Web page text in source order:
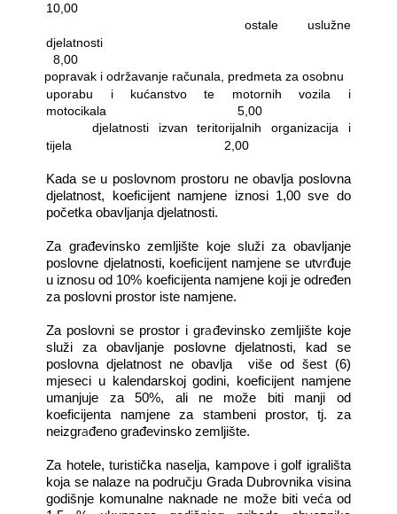
10,00
ostale uslužne
djelatnosti
8,00
popravak i održavanje računala, predmeta za osobnu
uporabu i kućanstvo te motornih vozila i
motocikala
5,00
djelatnosti izvan teritorijalnih organizacija i
tijela
2,00
Kada se u poslovnom prostoru ne obavlja poslovna
djelatnost, koeficijent namjene iznosi 1,00 sve do
početka obavljanja djelatnosti.
Za građevinsko zemljište koje služi za obavljanje
poslovne djelatnosti, koeficijent namjene se utvrđuje
u iznosu od 10% koeficijenta namjene koji je određen
za poslovni prostor iste namjene.
Za poslovni se prostor i građevinsko zemljište koje
služi za obavljanje poslovne djelatnosti, kad se
poslovna djelatnost ne obavlja
više od šest (6)
mjeseci u kalendarskoj godini, koeficijent namjene
umanjuje za 50%, ali ne može biti manji od
koeficijenta namjene za stambeni prostor, tj. za
neizgrađeno građevinsko zemljište.
Za hotele, turistička naselja, kampove i golf igrališta
koja se nalaze na području Grada Dubrovnika visina
godišnje komunalne naknade ne može biti veća od